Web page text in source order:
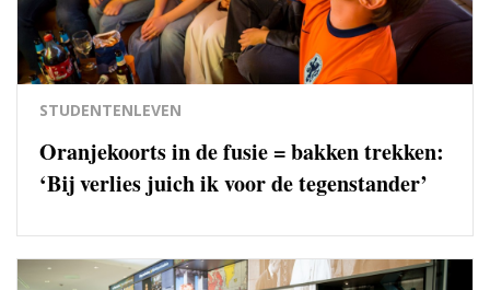
STUDENTENLEVEN
Oranjekoorts in de fusie = bakken trekken:
‘Bij verlies juich ik voor de tegenstander’